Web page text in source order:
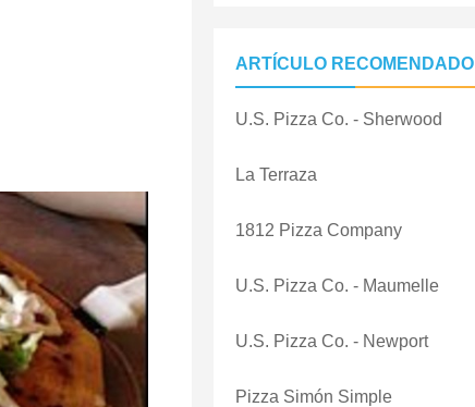
ARTÍCULO RECOMENDADO
U.S. Pizza Co. - Sherwood
La Terraza
1812 Pizza Company
U.S. Pizza Co. - Maumelle
U.S. Pizza Co. - Newport
Pizza Simón Simple